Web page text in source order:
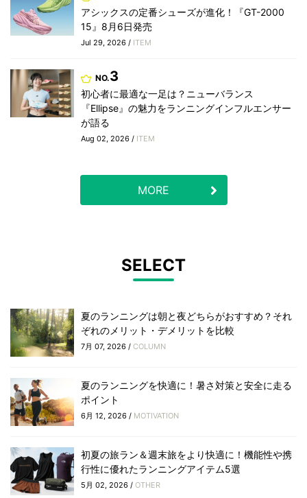
アシックスの定番シューズが進化！『GT-2000
15』8月6日発売
Jul 29, 2026 / ITEM
NO.3
初心者に最適な一足は？ニューバランス
『Ellipse』の魅力をランニングインフルエンサー
が語る
Aug 02, 2026 / ITEM
MORE
SELECT
夏のランニングは朝と夜どちらがおすすめ？それ
ぞれのメリット・デメリットを比較
7月 07, 2026 / COLUMN
夏のランニングを快適に！暑さ対策と安全に走る
ポイント
6月 12, 2026 / MOTIVATION
初夏の旅ラン＆週末旅をより快適に！機能性や携
行性に優れたランニングアイテム5選
5月 02, 2026 / OTHER